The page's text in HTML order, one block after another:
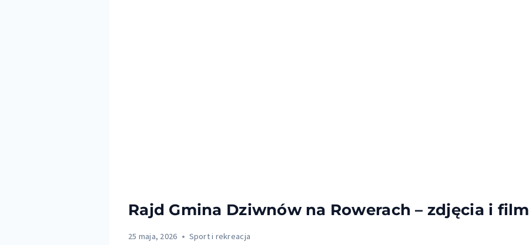
Rajd Gmina Dziwnów na Rowerach – zdjęcia i film
25 maja, 2026 Sport i rekreacja